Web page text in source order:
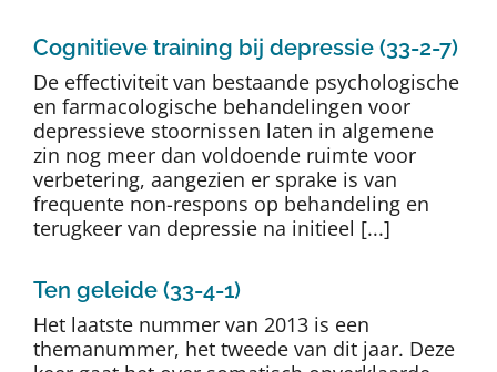
Cognitieve training bij depressie (33-2-7)
De effectiviteit van bestaande psychologische
en farmacologische behandelingen voor
depressieve stoornissen laten in algemene
zin nog meer dan voldoende ruimte voor
verbetering, aangezien er sprake is van
frequente non-respons op behandeling en
terugkeer van depressie na initieel [...]
Ten geleide (33-4-1)
Het laatste nummer van 2013 is een
themanummer, het tweede van dit jaar. Deze